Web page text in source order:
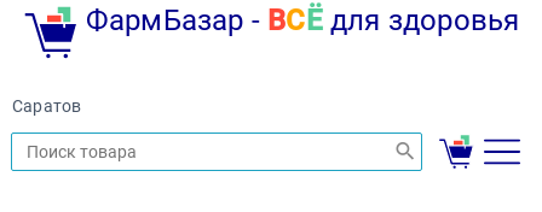
ФармБазар - ВС Ёдля здоровья
Саратов